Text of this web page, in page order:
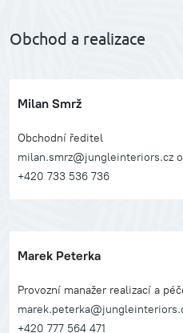
Obchod a realizace
Milan Smrž
Obchodní ředitel
milan.smrz@jungleinteriors.cz
+420 733 536 736
Marek Peterka
Provozní manažer realizací a
+420 777 564 471